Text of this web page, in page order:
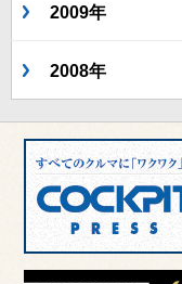
2009年
2008年